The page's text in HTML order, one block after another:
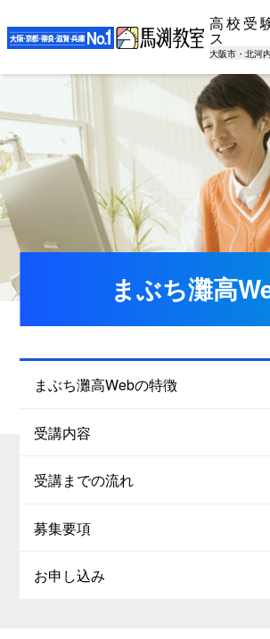
高校受
ス
大阪市・北河
まぶち灘高
まぶち灘高Webの特徴
受講内容
受講までの流れ
募集要項
お申し込み